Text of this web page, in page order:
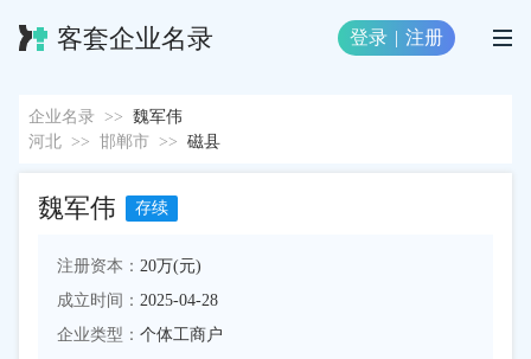
客套企业名录 登录 | 注册
企业名录 >> 魏军伟
河北 >> 邯郸市 >> 磁县
魏军伟 存续
注册资本： 20万(元)
成立时间： 2025-04-28
企业类型： 个体工商户